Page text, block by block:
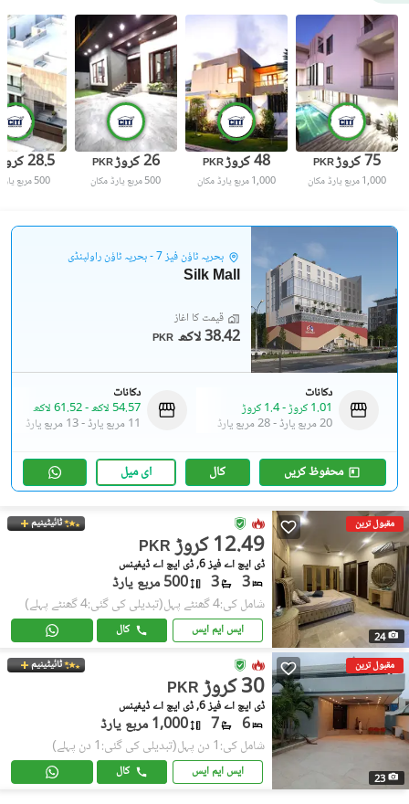
PKR 75 کروڑ
1,000 مربع یارڈ مکان
PKR 48 کروڑ
1,000 مربع یارڈ مکان
PKR 26 کروڑ
500 مربع یارڈ مکان
28.5 کروڑ
500 مربع یارڈ
بحریہ ٹاؤن فیز 7 - بحریہ ٹاؤن راولپنڈی
Silk Mall
قیمت کا آغاز
PKR 38.42 لاکھ
دکانات
1.01 کروڑ
-1.4 کروڑ
20 مربع یارڈ
-28 مربع یارڈ
دکانات
54.57 لاکھ
-61.52 لاکھ
11 مربع یارڈ
-13 مربع یارڈ
محفوظ کریں کال ای میل
مقبول ترین
24
ٹائیٹینیم
PKR 12.49 کروڑ
ڈی ایچ اے فیز 6, ڈی ایچ اے ڈیفینس
3
3 500 مربع یارڈ
شامل کی:4 گھنٹے پہل (تبدیلی کی گئی:4 گھنٹے پہلے)
ایس ایم ایس کال
مقبول ترین
23
ٹائیٹینیم
PKR 30 کروڑ
ڈی ایچ اے فیز 6, ڈی ایچ اے ڈیفینس
6
7 1,000 مربع یارڈ
شامل کی:1 دن پہل (تبدیلی کی گئی:1 دن پہلے)
ایس ایم ایس کال